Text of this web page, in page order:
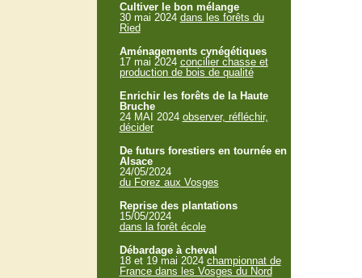
Cultiver le bon mélange
30 mai 2024 dans les forêts du
Ried
Aménagements cynégétiques
17 mai 2024 concilier chasse et
production de bois de qualité
Enrichir les forêts de la Haute
Bruche
24 MAI 2024 observer, réfléchir,
décider
De futurs forestiers en tournée en
Alsace
24/05/2024
du Forez aux Vosges
Reprise des plantations
15/05/2024
dans la forêt école
Débardage à cheval
18 et 19 mai 2024 championnat de
France dans les Vosges du Nord